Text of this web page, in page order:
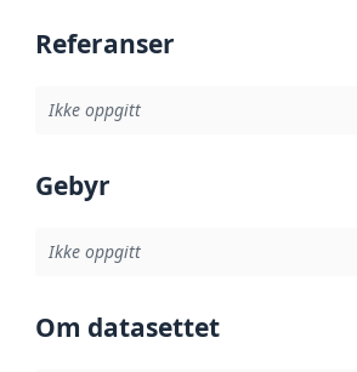
Referanser
Ikke oppgitt
Gebyr
Ikke oppgitt
Om datasettet